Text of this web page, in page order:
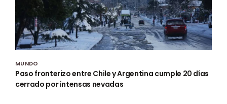
MUNDO
Paso fronterizo entre Chile y Argentina cumple 20 días
cerrado por intensas nevadas